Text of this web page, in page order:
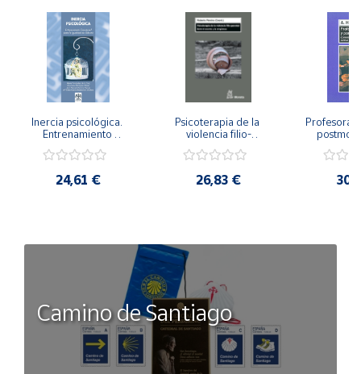
Inercia psicológica.
Entrenamiento
Igualdad de Género.
24,61 €
Psicoterapia de la
violencia filio-
secreto y la
26,83 €
Camino de Santiago